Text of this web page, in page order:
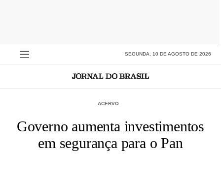
SEGUNDA, 10 DE AGOSTO DE 2026
ACERVO
Governo aumenta investimentos
em segurança para o Pan